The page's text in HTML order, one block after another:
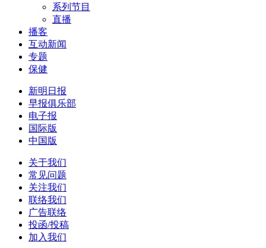
系列节目
直播
播客
互动新闻
专题
保健
新明日报
早报俱乐部
电子报
国际版
中国版
关于我们
常见问题
关注我们
联络我们
广告联络
投函/投稿
加入我们